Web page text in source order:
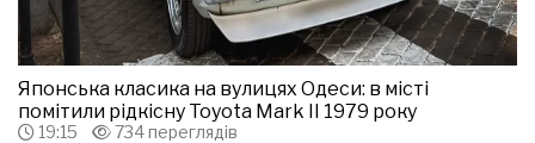
Японська класика на вулицях Одеси: в місті
помітили рідкісну Toyota Mark II 1979 року
19:15 734 переглядів